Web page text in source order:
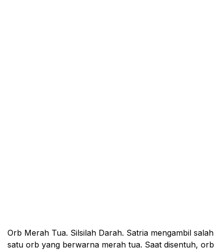
Orb Merah Tua. Silsilah Darah. Satria mengambil salah
satu orb yang berwarna merah tua. Saat disentuh, orb